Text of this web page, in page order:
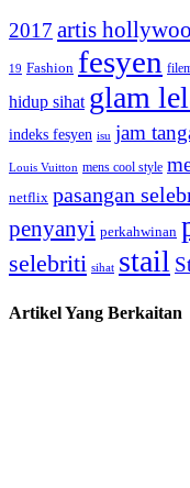
2017 artis
19 Fashion fesyen
hidup sihat glam
indeks fesyen isu jam
Louis Vuitton mens cool style
netflix pasangan
penyanyi perkahwinan
selebriti sihat stail
Artikel Yang Berkaitan